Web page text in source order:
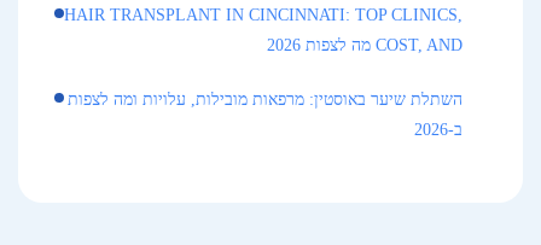
HAIR TRANSPLANT IN CINCINNATI: TOP CLINICS,
COST, AND מה לצפות 2026
השתלת שיער באוסטין: מרפאות מובילות, עלויות ומה לצפות
ב-2026